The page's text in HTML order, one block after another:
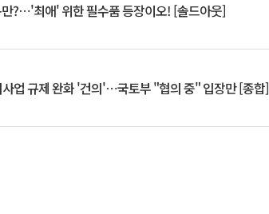
?⋯'최애' 위한 필수품 등장이오! [솔드아웃]
사업 규제 완화 '건의'⋯국토부 "협의 중" 입장만 [종합]